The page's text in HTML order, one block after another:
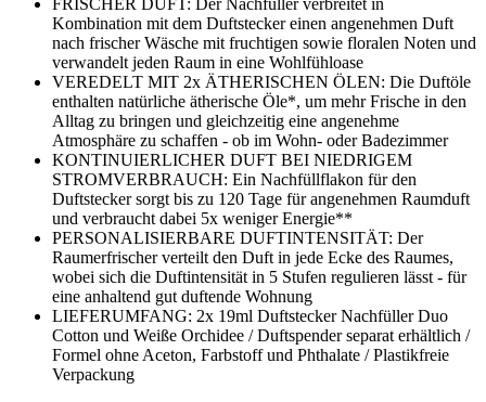
Kombination mit dem Duftstecker einen angenehmen Duft
nach frischer Wäsche mit fruchtigen sowie floralen Noten und
verwandelt jeden Raum in eine Wohlfühloase
VEREDELT MIT 2x ÄTHERISCHEN ÖLEN: Die Duftöle
enthalten natürliche ätherische Öle*, um mehr Frische in den
Alltag zu bringen und gleichzeitig eine angenehme
Atmosphäre zu schaffen - ob im Wohn- oder Badezimmer
KONTINUIERLICHER DUFT BEI NIEDRIGEM
STROMVERBRAUCH: Ein Nachfüllflakon für den
Duftstecker sorgt bis zu 120 Tage für angenehmen Raumduft
und verbraucht dabei 5x weniger Energie**
PERSONALISIERBARE DUFTINTENSITÄT: Der
Raumerfrischer verteilt den Duft in jede Ecke des Raumes,
wobei sich die Duftintensität in 5 Stufen regulieren lässt - für
eine anhaltend gut duftende Wohnung
LIEFERUMFANG: 2x 19ml Duftstecker Nachfüller Duo
Cotton und Weiße Orchidee / Duftspender separat erhältlich /
Formel ohne Aceton, Farbstoff und Phthalate / Plastikfreie
Verpackung